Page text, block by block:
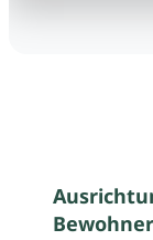
Bewohner